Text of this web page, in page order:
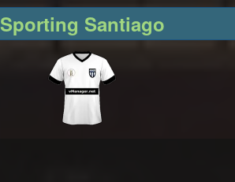
Sporting Santiago